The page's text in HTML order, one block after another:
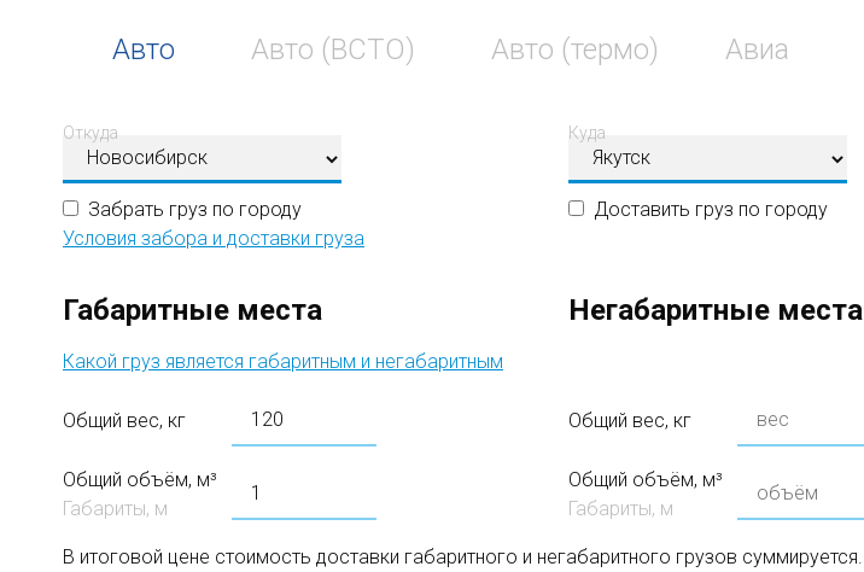
Авто Авто (ВСТО) Авто (термо) Авиа
Откуда Куда
Забрать груз по городу
Доставить груз по городу
Условия забора и доставки груза
Габаритные места
Какой груз является габаритным и негабаритным
Общий вес, кг
Общий объём, м³
Габариты, м
Негабаритные места
Общий вес, кг
Общий объём, м³
Габариты, м
В итоговой цене стоимость доставки габаритного и негабаритного грузов суммируется.